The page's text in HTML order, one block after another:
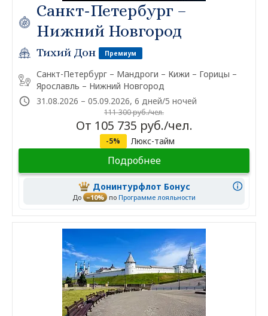
Санкт-Петербург –
Нижний Новгород
Тихий Дон Премиум
Санкт-Петербург – Мандроги – Кижи – Горицы –
Ярославль – Нижний Новгород
31.08.2026 – 05.09.2026, 6 дней/5 ночей
111 300 руб./чел.
От 105 735 руб./чел.
-5% Люкс-тайм
Подробнее
Донинтурфлот Бонус
До –10% по Программе лояльности